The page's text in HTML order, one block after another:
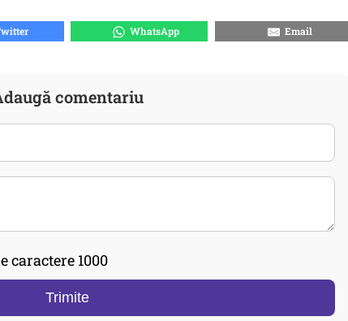
WhatsApp Email
comentariu
caractere 1000
Trimite